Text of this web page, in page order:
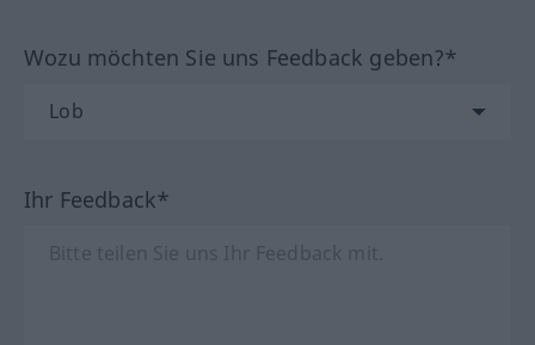
Wozu möchten Sie uns Feedback geben?*
Ihr Feedback*